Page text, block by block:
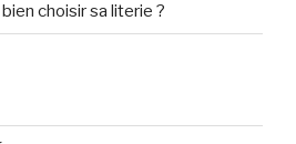
choisir sa literie ?